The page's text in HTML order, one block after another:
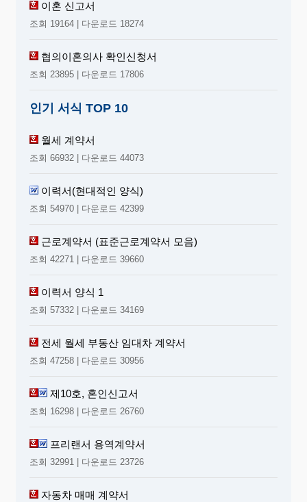
이혼 신고서
조회 19164 | 다운로드 18274
협의이혼의사 확인신청서
조회 23895 | 다운로드 17806
인기 서식 TOP 10
월세 계약서
조회 66932 | 다운로드 44073
이력서(현대적인 양식)
조회 54970 | 다운로드 42399
근로계약서 (표준근로계약서 모음)
조회 42271 | 다운로드 39660
이력서 양식 1
조회 57332 | 다운로드 34169
전세 월세 부동산 임대차 계약서
조회 47258 | 다운로드 30956
제10호, 혼인신고서
조회 16298 | 다운로드 26760
프리랜서 용역계약서
조회 32991 | 다운로드 23726
자동차 매매 계약서